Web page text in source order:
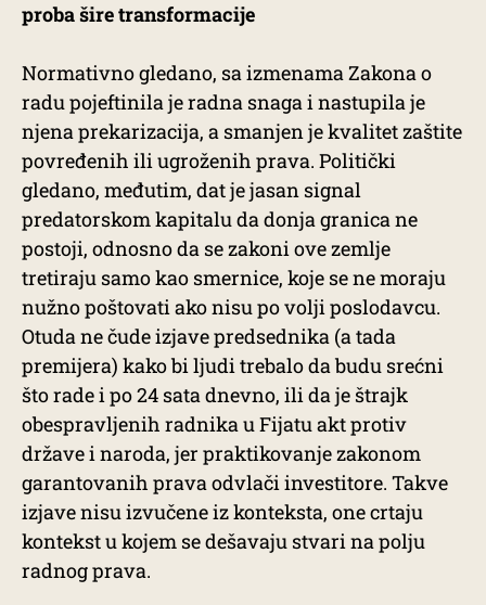
proba šire transformacije
Normativno gledano, sa izmenama Zakona o
radu pojeftinila je radna snaga i nastupila je
njena prekarizacija, a smanjen je kvalitet zaštite
povređenih ili ugroženih prava. Politički
gledano, međutim, dat je jasan signal
predatorskom kapitalu da donja granica ne
postoji, odnosno da se zakoni ove zemlje
tretiraju samo kao smernice, koje se ne moraju
nužno poštovati ako nisu po volji poslodavcu.
Otuda ne čude izjave predsednika (a tada
premijera) kako bi ljudi trebalo da budu srećni
što rade i po 24 sata dnevno, ili da je štrajk
obespravljenih radnika u Fijatu akt protiv
države i naroda, jer praktikovanje zakonom
garantovanih prava odvlači investitore. Takve
izjave nisu izvučene iz konteksta, one crtaju
kontekst u kojem se dešavaju stvari na polju
radnog prava.